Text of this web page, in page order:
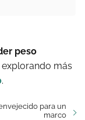
peso
más
.
para un
marco